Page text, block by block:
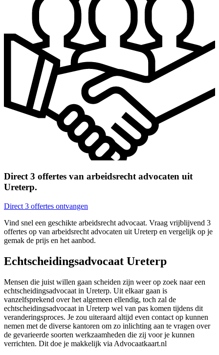
Direct 3 offertes van arbeidsrecht advocaten uit
Ureterp.
Direct 3 offertes ontvangen
Vind snel een geschikte arbeidsrecht advocaat. Vraag vrijblijvend 3
offertes op van arbeidsrecht advocaten uit Ureterp en vergelijk op je
gemak de prijs en het aanbod.
Echtscheidingsadvocaat Ureterp
Mensen die juist willen gaan scheiden zijn weer op zoek naar een
echtscheidingsadvocaat in Ureterp. Uit elkaar gaan is
vanzelfsprekend over het algemeen ellendig, toch zal de
echtscheidingsadvocaat in Ureterp wel van pas komen tijdens dit
veranderingsproces. Je zou uiteraard altijd even contact op kunnen
nemen met de diverse kantoren om zo inlichting aan te vragen over
de gevarieerde soorten werkzaamheden die zij voor je kunnen
verrichten. Dit doe je makkelijk via Advocaatkaart.nl